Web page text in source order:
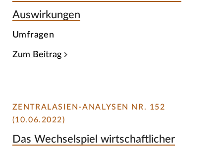
Auswirkungen
Umfragen
Zum Beitrag
ZENTRALASIEN-ANALYSEN NR. 152
(10.06.2022)
Das Wechselspiel wirtschaftlicher